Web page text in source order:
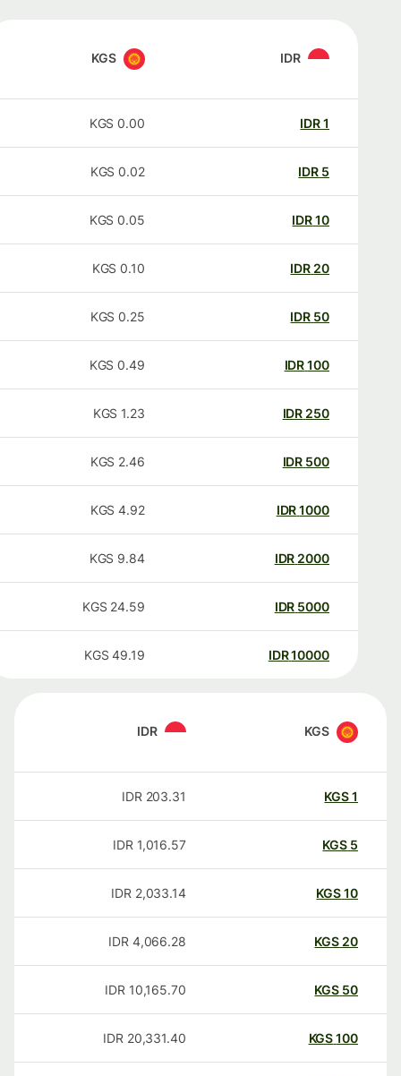
IDR
KGS
IDR
0.00
KGS
IDR
0.02
KGS
IDR
0.05
KGS
20
IDR
0.10
KGS
50
IDR
0.25
KGS
100
IDR
0.49
KGS
250
IDR
1.23
KGS
500
IDR
2.46
KGS
1000
IDR
4.92
KGS
2000
IDR
9.84
KGS
5000
IDR
24.59
KGS
10000
IDR
49.19
KGS
KGS
IDR
KGS
203.31
IDR
KGS
1,016.57
IDR
KGS
2,033.14
IDR
20
KGS
4,066.28
IDR
50
KGS
10,165.70
IDR
100
KGS
20,331.40
IDR